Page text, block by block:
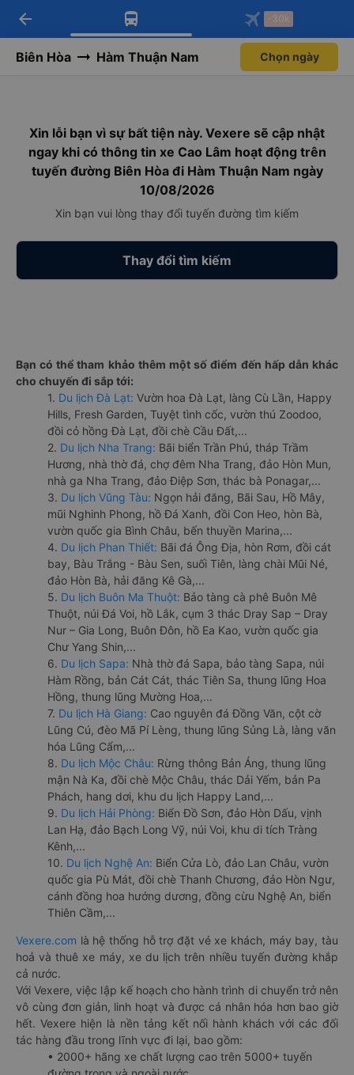
Tải app Vexere ngay!
Nhận ưu đãi thành viên độc
Mở app
Tải app Vexere
-30k/ghế khi đặt vé máy bay qua
Mở app
arrow_back -30k
Biên Hòa Hàm Thuận Nam Chọn ngày
Xin lỗi bạn vì sự bất tiện này. Vexere sẽ cập nhật
ngay khi có thông tin xe Cao Lâm hoạt động trên
tuyến đường Biên Hòa đi Hàm Thuận Nam ngày
10/08/2026
Xin bạn vui lòng thay đổi tuyến đường tìm kiếm
Thay đổi tìm kiếm
Bạn có thể tham khảo thêm một số điểm đến hấp dẫn khác
cho chuyến đi sắp tới:
1. Du lịch Đà Lạt: Vườn hoa Đà Lạt, làng Cù Lần, Happy
Hills, Fresh Garden, Tuyệt tình cốc, vườn thú Zoodoo,
đồi cỏ hồng Đà Lạt, đồi chè Cầu Đất,...
2. Du lịch Nha Trang: Bãi biển Trần Phú, tháp Trầm
Hương, nhà thờ đá, chợ đêm Nha Trang, đảo Hòn Mun,
nhà ga Nha Trang, đảo Điệp Sơn, thác bà Ponagar,...
3. Du lịch Vũng Tàu: Ngọn hải đăng, Bãi Sau, Hồ Mây,
mũi Nghinh Phong, hồ Đá Xanh, đồi Con Heo, hòn Bà,
vườn quốc gia Bình Châu, bến thuyền Marina,...
4. Du lịch Phan Thiết: Bãi đá Ông Địa, hòn Rơm, đồi cát
bay, Bàu Trắng - Bàu Sen, suối Tiên, làng chài Mũi Né,
đảo Hòn Bà, hải đăng Kê Gà,...
5. Du lịch Buôn Ma Thuột: Bảo tàng cà phê Buôn Mê
Thuột, núi Đá Voi, hồ Lắk, cụm 3 thác Dray Sap – Dray
Nur – Gia Long, Buôn Đôn, hồ Ea Kao, vườn quốc gia
Chư Yang Shin,...
6. Du lịch Sapa: Nhà thờ đá Sapa, bảo tàng Sapa, núi
Hàm Rồng, bản Cát Cát, thác Tiên Sa, thung lũng Hoa
Hồng, thung lũng Mường Hoa,...
7. Du lịch Hà Giang: Cao nguyên đá Đồng Văn, cột cờ
Lũng Cú, đèo Mã Pí Lèng, thung lũng Sủng Là, làng văn
hóa Lũng Cẩm,...
8. Du lịch Mộc Châu: Rừng thông Bản Áng, thung lũng
mận Nà Ka, đồi chè Mộc Châu, thác Dải Yếm, bản Pa
Phách, hang dơi, khu du lịch Happy Land,...
9. Du lịch Hải Phòng: Biển Đồ Sơn, đảo Hòn Dấu, vịnh
Lan Hạ, đảo Bạch Long Vỹ, núi Voi, khu di tích Tràng
Kênh,...
10. Du lịch Nghệ An: Biển Cửa Lò, đảo Lan Châu, vườn
quốc gia Pù Mát, đồi chè Thanh Chương, đảo Hòn Ngư,
cánh đồng hoa hướng dương, đồng cừu Nghệ An, biển
Thiên Cầm,...
Vexere.com là hệ thống hỗ trợ đặt vé xe khách, máy bay, tàu
hoả và thuê xe máy, xe du lịch trên nhiều tuyến đường khắp
cả nước.
Với Vexere, việc lập kế hoạch cho hành trình di chuyển trở nên
vô cùng đơn giản, linh hoạt và được cá nhân hóa hơn bao giờ
hết. Vexere hiện là nền tảng kết nối hành khách với các đối
tác hàng đầu trong lĩnh vực đi lại, bao gồm:
• 2000+ hãng xe chất lượng cao trên 5000+ tuyến